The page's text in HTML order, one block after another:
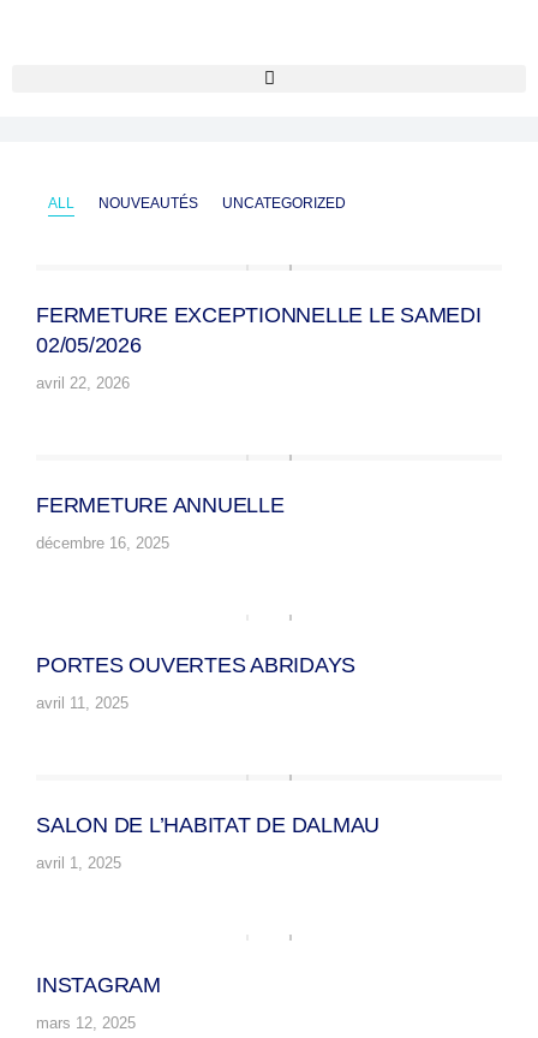
ALL NOUVEAUTÉS UNCATEGORIZED
FERMETURE EXCEPTIONNELLE LE SAMEDI
02/05/2026
avril 22, 2026
FERMETURE ANNUELLE
décembre 16, 2025
PORTES OUVERTES ABRIDAYS
avril 11, 2025
SALON DE L’HABITAT DE DALMAU
avril 1, 2025
INSTAGRAM
mars 12, 2025